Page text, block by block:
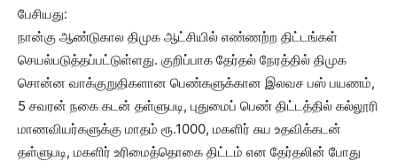
பேசியது:
நான்கு ஆண்டுகால திமுக ஆட்சியில் எண்ணற்ற திட்டங்கள்
செயல்படுத்தப்பட்டுள்ளது. குறிப்பாக தேர்தல் நேரத்தில் திமுக
சொன்ன வாக்குறுதிகளான பெண்களுக்கான இலவச பஸ் பயணம்,
5 சவரன் நகை கடன் தள்ளுபடி, புதுமைப் பெண் திட்டத்தில் கல்லூரி
மாணவியர்களுக்கு மாதம் ரூ.1000, மகளிர் சுய உதவிக்கடன்
தள்ளுபடி, மகளிர் உரிமைத்தொகை திட்டம் என தேர்தலின் போது